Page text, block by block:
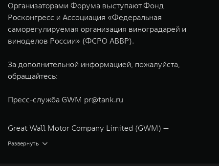
Организаторами Форума выступают Фонд
Росконгресс и Ассоциация «Федеральная
саморегулируемая организация виноградарей и
виноделов России» (ФСРО АВВР).
За дополнительной информацией, пожалуйста,
обращайтесь:
Пресс-служба GWM pr@tank.ru
Great Wall Motor Company Limited (GWM) —
глобальный производитель внедорожников,
Развернуть